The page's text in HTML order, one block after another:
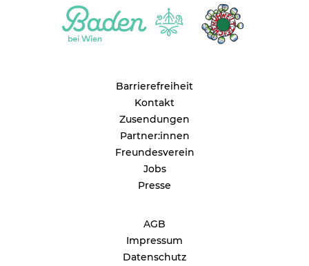
Barrierefreiheit
Kontakt
Zusendungen
Partner:innen
Freundesverein
Jobs
Presse
AGB
Impressum
Datenschutz